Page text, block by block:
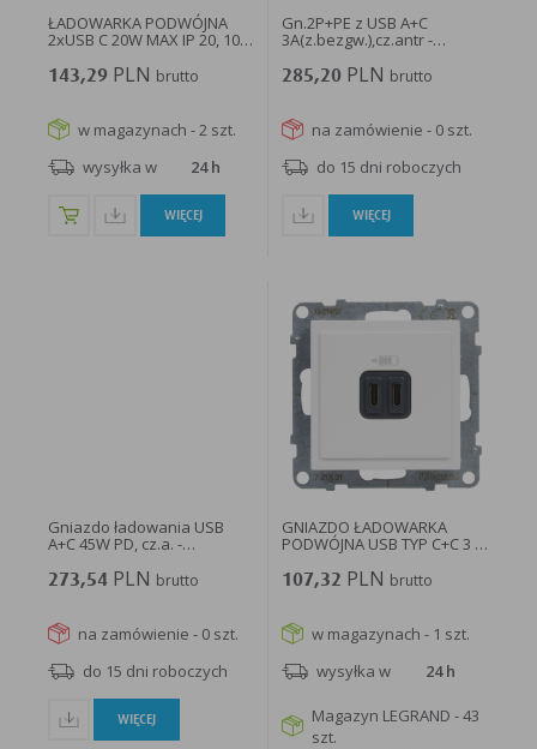
ŁADOWARKA PODWÓJNA
2xUSB C 20W MAX IP 20, 100-
143,29PLN brutto
w magazynach - 2 szt.
wysyłka w
24 h
WIĘCEJ
Gn.2P+PE z USB A+C
3A(z.bezgw.),cz.antr -
SDD114072...
285,20 PLN brutto
na zamówienie - 0 szt.
do 15 dni roboczych
WIĘCEJ
Gniazdo ładowania USB
A+C 45W PD, cz.a. -
273,54PLN brutto
na zamówienie - 0 szt.
do 15 dni roboczych
WIĘCEJ
GNIAZDO ŁADOWARKA
PODWÓJNA USB TYP C+C 3 A
5V BIAŁY...
107,32 PLN brutto
w magazynach - 1 szt.
wysyłka w
24 h
Magazyn LEGRAND - 43
szt.